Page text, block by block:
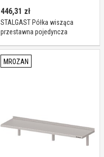
446,31 zł
STALGAST Półka wisząca
przestawna pojedyncza
MROZAN